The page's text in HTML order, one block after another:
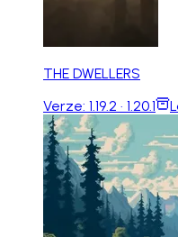
THE DWELLERS
Verze: 1.19.2 · 1.20.1